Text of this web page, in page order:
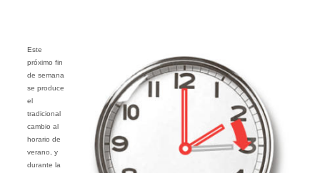
Este
próximo fin
de semana
se produce
el
tradicional
cambio al
horario de
verano, y
durante la